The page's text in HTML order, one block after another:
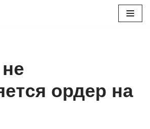
ордер на